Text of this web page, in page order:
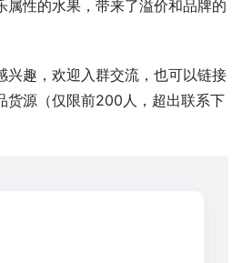
属性的水果，带来了溢价和品牌的
兴趣，欢迎入群交流，也可以链接
货源（仅限前200人，超出联系下